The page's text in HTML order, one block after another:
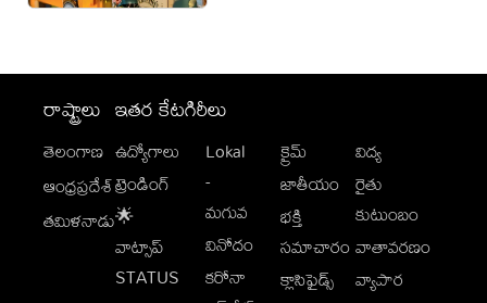
రాష్ట్రాలు
తెలంగాణ
ఆంధ్రప్రదేశ్
తమిళనాడు
ఇతర కేటగిరీలు
ఉద్యోగాలు
ట్రెండింగ్
🌟
వాట్సాప్
STATUS
Lokal
-
మగువ
వినోదం
కరోనా
క్రైమ్
జాతీయం
భక్తి
సమాచారం
క్లాసిఫైడ్స్
విద్య
రైతు
కుటుంబం
వాతావరణం
వ్యాపార